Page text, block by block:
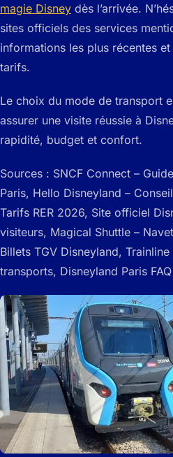
magie Disney dès l’arrivée.
sites officiels des services
informations les plus récentes
tarifs.
Le choix du mode de transport
assurer une visite réussie à
rapidité, budget et confort.
Sources : SNCF Connect –
Paris, Hello Disneyland –
Tarifs RER 2026, Site officiel
visiteurs, Magical Shuttle –
Billets TGV Disneyland,
transports, Disneyland Paris